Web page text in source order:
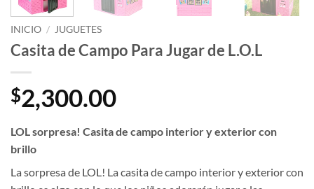
INICIO / JUGUETES
Casita de Campo Para Jugar de L.O.L
$2,300.00
LOL sorpresa! Casita de campo interior y exterior con
brillo
La sorpresa de LOL! La casita de campo interior y exterior con